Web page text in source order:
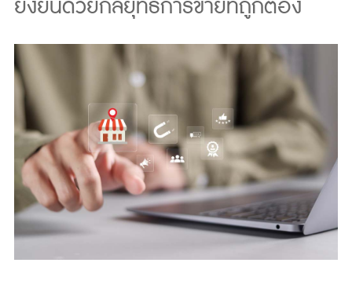
ยั่งยืนด้วยกลยุทธ์การขายที่ถูกต้อง